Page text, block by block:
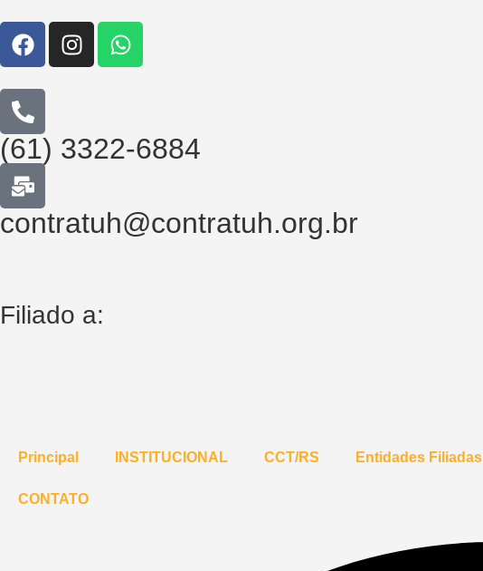
(61) 3322-6884
contratuh@contratuh.org.br
Filiado a:
Principal INSTITUCIONAL CCT/RS Entidades Filiadas
CONTATO